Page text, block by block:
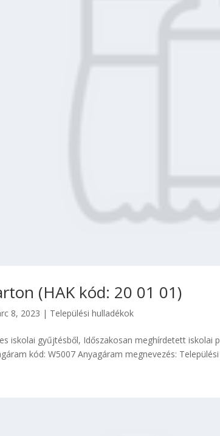
(HAK kód: 20 01 01)
8, 2023 | Települési hulladékok
iskolai gyűjtésből, Időszakosan meghírdetett iskolai
kód: W5007 Anyagáram megnevezés: